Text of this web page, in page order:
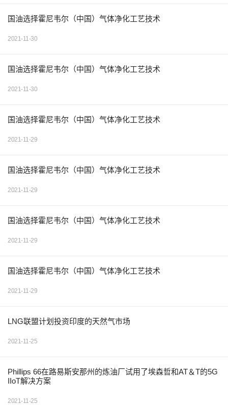
国油选择霍尼韦尔（中国）气体净化工艺技术
2021-11-30
国油选择霍尼韦尔（中国）气体净化工艺技术
2021-11-30
国油选择霍尼韦尔（中国）气体净化工艺技术
2021-11-29
国油选择霍尼韦尔（中国）气体净化工艺技术
2021-11-29
国油选择霍尼韦尔（中国）气体净化工艺技术
2021-11-29
国油选择霍尼韦尔（中国）气体净化工艺技术
2021-11-29
LNG联盟计划投资印度的天然气市场
2021-11-25
Phillips 66在路易斯安那州的炼油厂试用了埃森哲和AT＆T的5G
IIoT解决方案
2021-11-25